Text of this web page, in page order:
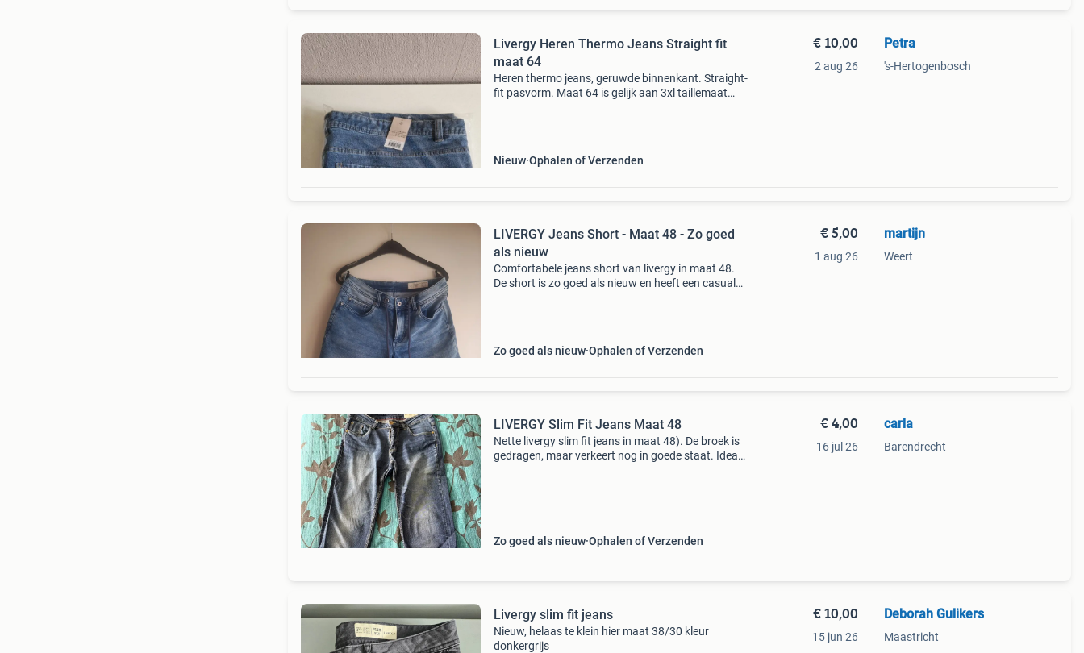
Livergy Heren Thermo Jeans Straight fit
maat 64
Heren thermo jeans, geruwde binnenkant. Straight-
fit pasvorm. Maat 64 is gelijk aan 3xl taillemaat
Nieuw Ophalen of Verzenden
€ 10,00
2 aug 26
Petra
's-Hertogenbosch
LIVERGY Jeans Short - Maat 48 - Zo goed
als nieuw
Comfortabele jeans short van livergy in maat 48.
De short is zo goed als nieuw en heeft een casual
Zo goed als nieuw Ophalen of Verzenden
€ 5,00
1 aug 26
martijn
Weert
LIVERGY Slim Fit Jeans Maat 48
Nette livergy slim fit jeans in maat 48). De broek is
gedragen, maar verkeert nog in goede staat. Ideaal
Zo goed als nieuw Ophalen of Verzenden
€ 4,00
16 jul 26
carla
Barendrecht
Livergy slim fit jeans
Nieuw, helaas te klein hier maat 38/30 kleur
donkergrijs
€ 10,00
15 jun 26
Deborah Gulikers
Maastricht